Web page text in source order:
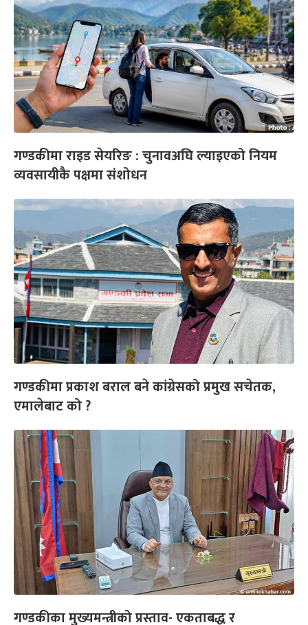
गण्डकीमा राइड सेयरिङ : चुनावअघि ल्याइएको नियम
व्यवसायीकै पक्षमा संशोधन
गण्डकीमा प्रकाश बराल बने कांग्रेसको प्रमुख सचेतक,
एमालेबाट को ?
गण्डकीका मुख्यमन्त्रीको प्रस्ताव- एकताबद्ध र